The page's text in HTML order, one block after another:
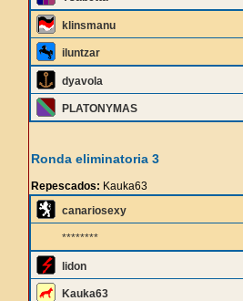
klinsmanu
iluntzar
dyavola
PLATONYMAS
Ronda eliminatoria 3
Repescados: Kauka63
canariosexy
********
lidon
Kauka63